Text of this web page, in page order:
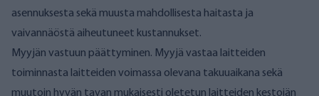
asennuksesta sekä muusta mahdollisesta haitasta ja
vaivannäöstä aiheutuneet kustannukset.
Myyjän vastuun päättyminen. Myyjä vastaa laitteiden
toiminnasta laitteiden voimassa olevana takuuaikana sekä
muutoin hyvän tavan mukaisesti oletetun laitteiden kestoiän